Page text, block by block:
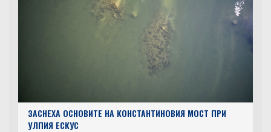
ЗАСНЕХА ОСНОВИТЕ НА КОНСТАНТИНОВИЯ МОСТ ПРИ
УЛПИЯ ЕСКУС